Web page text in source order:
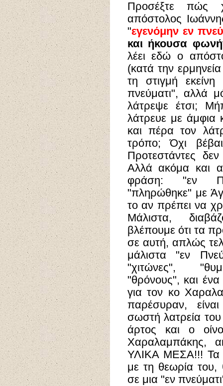
Προσέξτε πώς
απόστολος
"εγενόμην εν
και ήκουσα
λέει εδώ ο
(κατά την
τη στιγμή
πνεύματι", αλλά
λάτρεψε έτσι;
λάτρευε με άμφια
και πέρα τον
τρόπο; Όχι
Προτεστάντες
Αλλά ακόμα και
φράση: "εν
"πληρώθηκε" με
το αν πρέπει να
Μάλιστα,
βλέπουμε ότι τα
σε αυτή, απλώς
μάλιστα "εν
"χιτώνες",
"θρόνους", και
για τον κο
παρέσυραν,
σωστή λατρεία
άρτος και ο
Χαραλαμπάκης,
ΥΛΙΚΑ ΜΕΣΑ!!! Τα
με τη θεωρία
σε μια "εν